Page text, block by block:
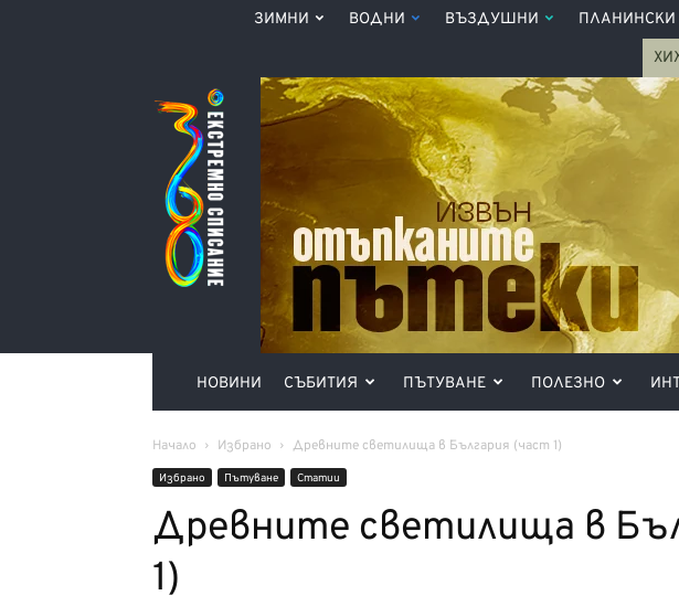
ЗИМНИ ВОДНИ ВЪЗДУШНИ ПЛАНИНСКИ
Списание
360°
НОВИНИ СЪБИТИЯ ПЪТУВАНЕ ПОЛЕЗНО
Начало Избрано Древните светилища в България (част 1)
Избрано Пътуване Статии
Древните светилища в
1)